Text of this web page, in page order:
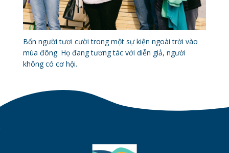
Bốn người tươi cười trong một sự kiện ngoài trời vào
mùa đông. Họ đang tương tác với diễn giả, người
không có cơ hội.